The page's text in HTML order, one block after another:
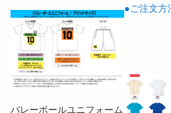
バレーボールユニフォーム
●ご注文方